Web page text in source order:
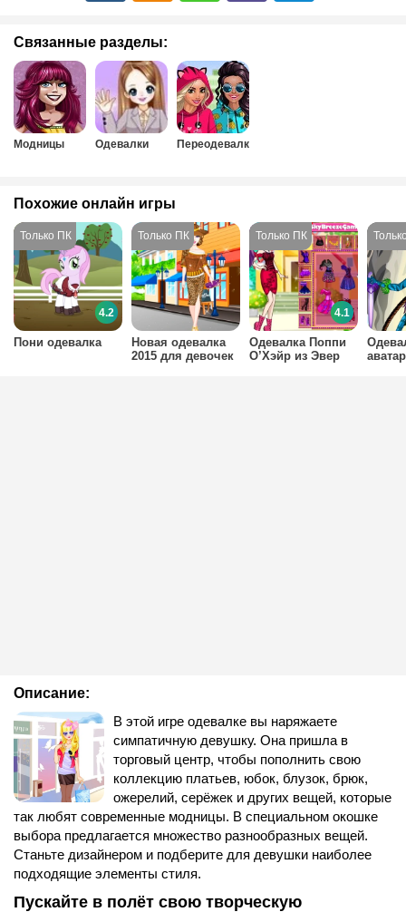
Связанные разделы:
Модницы Одевалки Переодевалки
Описание:
В этой игре одевалке вы наряжаете
симпатичную девушку. Она пришла в
торговый центр, чтобы пополнить свою
коллекцию платьев, юбок, блузок, брюк,
ожерелий, серёжек и других вещей, которые
так любят современные модницы. В специальном окошке
выбора предлагается множество разнообразных вещей.
Станьте дизайнером и подберите для девушки наиболее
подходящие элементы стиля.
Пускайте в полёт свою творческую
Похожие онлайн игры
Пони одевалка
4.2
Новая одевалка
2015 для девочек
Одевалка Поппи
О’Хэйр из Эвер
4.1